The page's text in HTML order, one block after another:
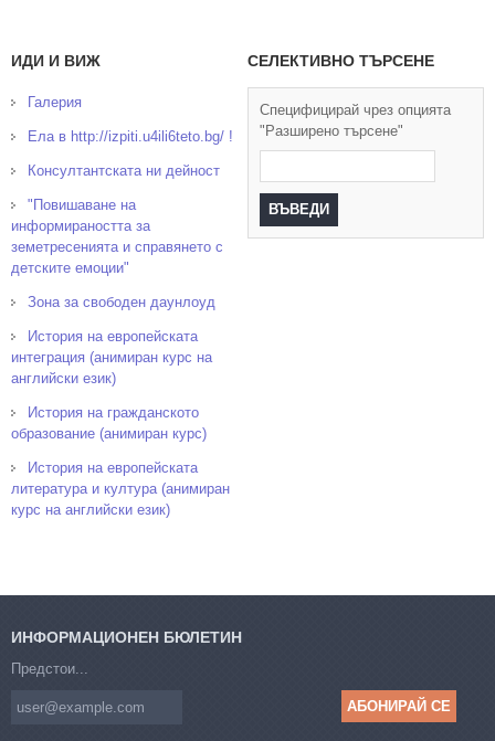
ИДИ И ВИЖ
Галерия
Ела в http://izpiti.u4ili6teto.bg/ !
Консултантската ни дейност
"Повишаване на
информираността за
земетресенията и справянето с
детските емоции"
Зона за свободен даунлоуд
История на европейската
интеграция (анимиран курс на
английски език)
История на гражданското
образование (анимиран курс)
История на европейската
литература и култура (анимиран
курс на английски език)
СЕЛЕКТИВНО ТЪРСЕНЕ
Специфицирай чрез опцията
"Разширено търсене"
ИНФОРМАЦИОНЕН БЮЛЕТИН
Предстои...